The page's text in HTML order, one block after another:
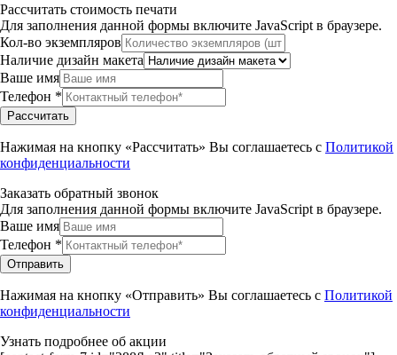
Рассчитать стоимость печати
Для заполнения данной формы включите JavaScript в браузере.
Кол-во экземпляров
Наличие дизайн макета
Ваше имя
Телефон *
Рассчитать
Нажимая на кнопку «Рассчитать» Вы соглашаетесь с Политикой
конфиденциальности
Заказать обратный звонок
Для заполнения данной формы включите JavaScript в браузере.
Ваше имя
Телефон *
Отправить
Нажимая на кнопку «Отправить» Вы соглашаетесь с Политикой
конфиденциальности
Узнать подробнее об акции